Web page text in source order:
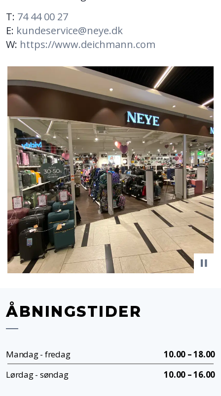
T: 74 44 00 27
E: kundeservice@neye.dk
W: https://www.deichmann.com
ÅBNINGSTIDER
Mandag - fredag
10.00 – 18.00
Lørdag - søndag
10.00 – 16.00